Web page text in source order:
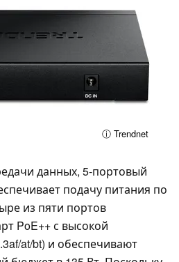
ⓘ Trendnet
данных, 5-портовый
подачу питания по
из пяти портов
PoE++ с высокой
at/bt) и обеспечивают